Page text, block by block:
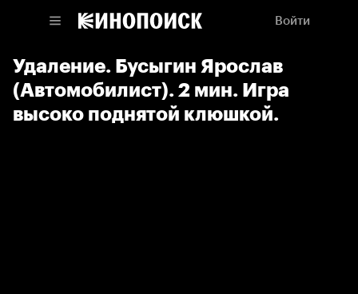
Войти
Удаление. Бусыгин Ярослав
(Автомобилист). 2 мин. Игра
высоко поднятой клюшкой.